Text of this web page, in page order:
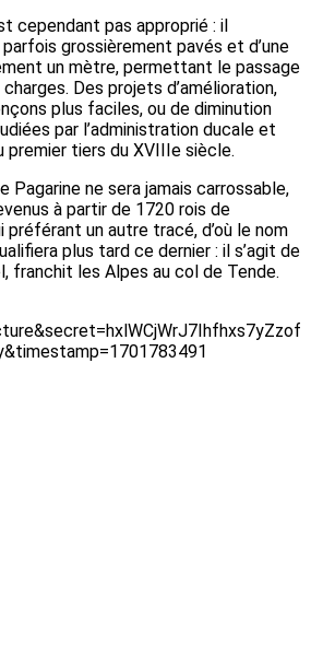
cependant pas approprié : il
grossièrement pavés et d’une
un mètre, permettant le passage
Des projets d’amélioration,
plus faciles, ou de diminution
par l’administration ducale et
premier tiers du XVIIIe siècle.
ne sera jamais carrossable,
à partir de 1720 rois de
préférant un autre tracé, d’où le nom
plus tard ce dernier : il s’agit de
franchit les Alpes au col de Tende.